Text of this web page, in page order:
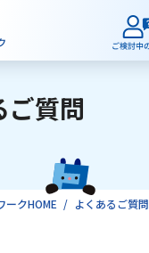
中のお客様
用中のお客様
ご質問
ークHOME よくあるご質問